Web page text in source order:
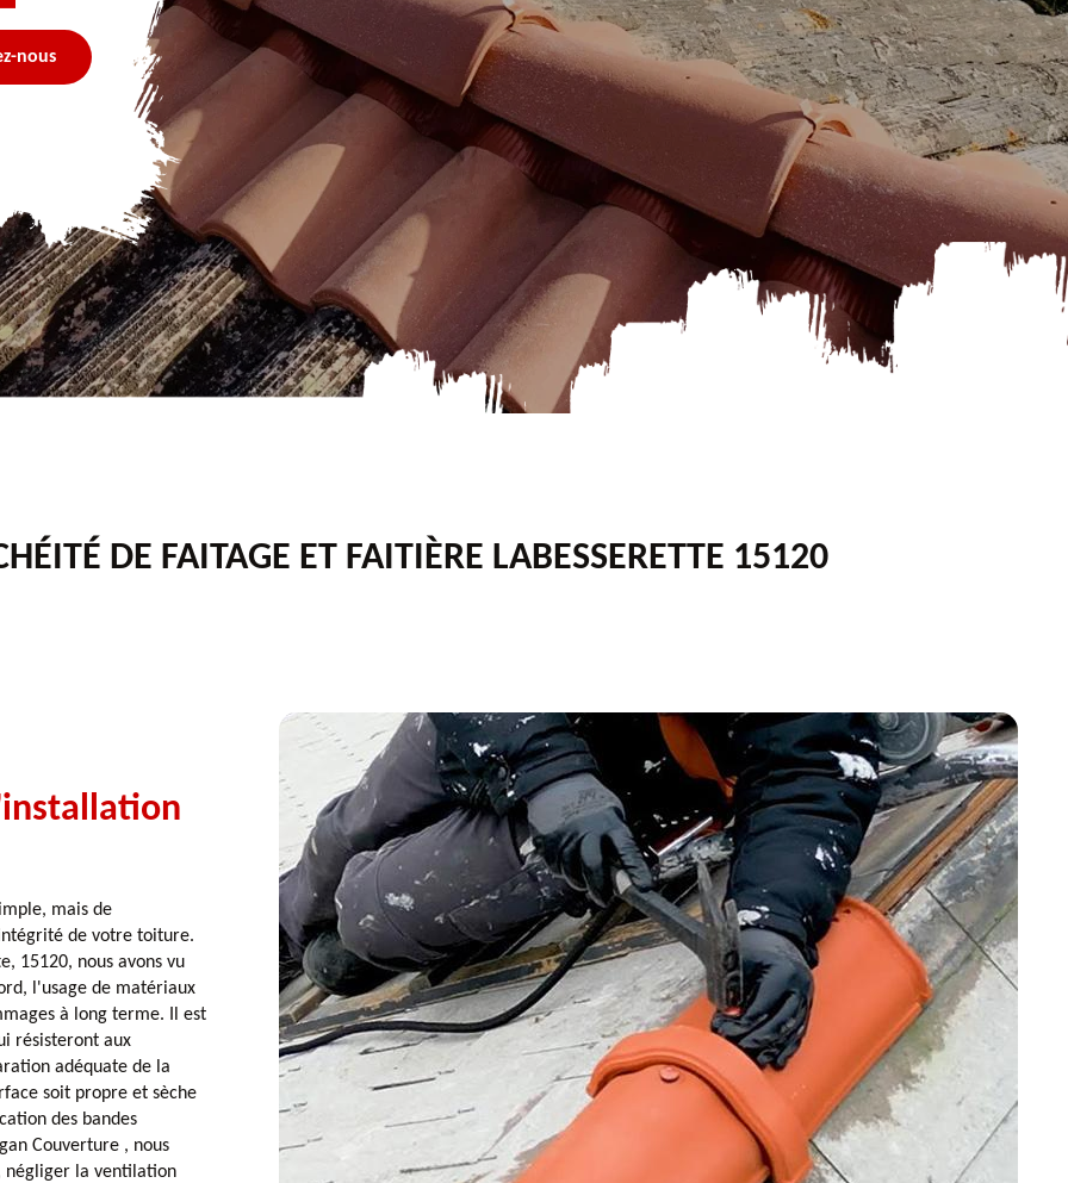
nous
DE FAITAGE ET FAITIÈRE LABESSERETTE 15120
mais de
de votre toiture.
15120, nous avons vu
l'usage de matériaux
à long terme. Il est
résisteront aux
adéquate de la
soit propre et sèche
des bandes
Couverture , nous
négliger la ventilation